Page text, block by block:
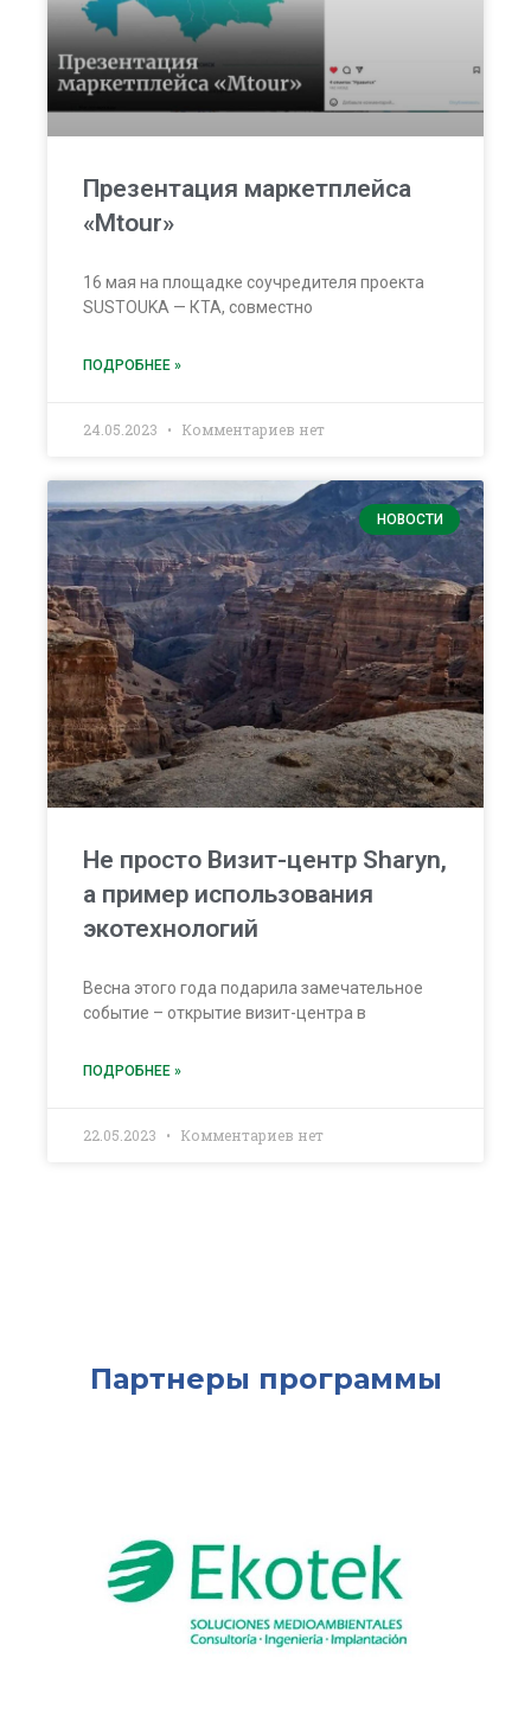
Презентация маркетплейса
«Mtour»
16 мая на площадке соучредителя проекта
SUSTOUKA — КТА, совместно
ПОДРОБНЕЕ »
24.05.2023 Комментариев нет
НОВОСТИ
Не просто Визит-центр Sharyn,
а пример использования
экотехнологий
Весна этого года подарила замечательное
событие – открытие визит-центра в
ПОДРОБНЕЕ »
22.05.2023 Комментариев нет
Партнеры программы